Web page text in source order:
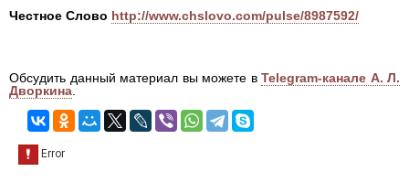
Честное Слово http://www.chslovo.com/pulse/8987592/
Обсудить данный материал вы можете в Telegram-канале А. Л.
Дворкина